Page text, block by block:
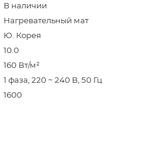
В наличии
Нагревательный мат
Ю. Корея
10.0
160 Вт/м²
1 фаза, 220 ~ 240 В, 50 Гц
1600